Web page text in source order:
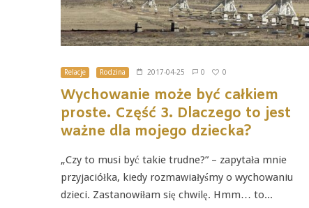
Relacje Rodzina 2017-04-25 0 0
Wychowanie może być całkiem
proste. Część 3. Dlaczego to jest
ważne dla mojego dziecka?
„Czy to musi być takie trudne?” – zapytała mnie
przyjaciółka, kiedy rozmawiałyśmy o wychowaniu
dzieci. Zastanowiłam się chwilę. Hmm… to...